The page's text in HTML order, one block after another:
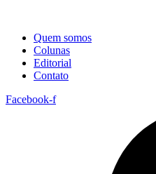
Quem somos
Colunas
Editorial
Contato
Facebook-f